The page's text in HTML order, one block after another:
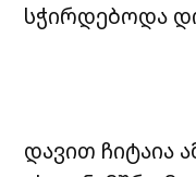
სჭირდებოდა
დავით ჩიტაია